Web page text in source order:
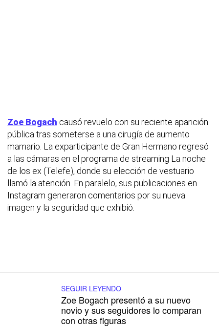
Zoe Bogach causó revuelo con su reciente aparición
pública tras someterse a una cirugía de aumento
mamario. La exparticipante de Gran Hermano regresó
a las cámaras en el programa de streaming La noche
de los ex (Telefe), donde su elección de vestuario
llamó la atención. En paralelo, sus publicaciones en
Instagram generaron comentarios por su nueva
imagen y la seguridad que exhibió.
SEGUIR LEYENDO
Zoe Bogach presentó a su nuevo
novio y sus seguidores lo comparan
con otras figuras